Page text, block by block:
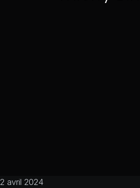
2 avril 2024